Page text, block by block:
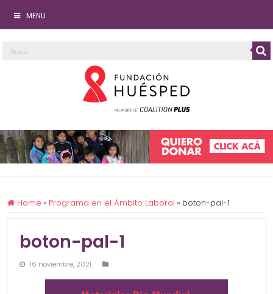
MENU
Home » Programa en el Ámbito Laboral » boton-pal-1
boton-pal-1
16 noviembre, 2021